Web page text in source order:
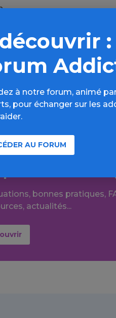
se battent, mais à la
Nicholas Wilkinson, porte-
bonnes pratiques,
actualités...
:
à notre forum, animé
pour échanger sur les
AU FORUM